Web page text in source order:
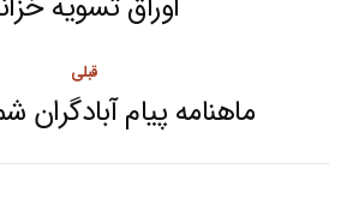
قبلی
Previousماهنامه پیام آبادگران